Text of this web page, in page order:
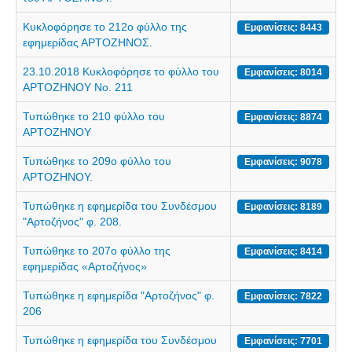
Σερβαίοι Καλλιτέχνες
Γραφή Πατριωτών/Συνεργατών
Σερβαίοι Αγωνιστές/Πεσόντες
Σερβαίοι για το Σέρβου
Σύνδεσμος Σερβαίων
Εφημερίδα Αρτοζήνος
Ηλεκτρονική έκδοση Αρτοζήνου
Θέματα και δράσεις Συνδέσμου
Ανακοινώσεις
Η ιστοσελίδα μας
Χάρτης του Site (Sitemap)
Επικοινωνία
Τα Νέα
Κυκλοφόρησε το 212ο φύλλο της
εφημερίδας ΑΡΤΟΖΗΝΟΣ.
Εμφανίσεις: 8443
23.10.2018 Κυκλοφόρησε το φύλλο του
ΑΡΤΟΖΗΝΟΥ Νο. 211
Εμφανίσεις: 8014
Τυπώθηκε το 210 φύλλο του
ΑΡΤΟΖΗΝΟΥ
Εμφανίσεις: 8874
Τυπώθηκε το 209ο φύλλο του
ΑΡΤΟΖΗΝΟΥ.
Εμφανίσεις: 9078
Τυπώθηκε η εφημερίδα του Συνδέσμου
"Αρτοζήνος" φ. 208.
Εμφανίσεις: 8189
Τυπώθηκε το 207o φύλλο της
εφημερίδας «Αρτοζήνος»
Εμφανίσεις: 8414
Τυπώθηκε η εφημερίδα "Αρτοζήνος" φ.
206
Εμφανίσεις: 7822
Τυπώθηκε η εφημερίδα του Συνδέσμου
Εμφανίσεις: 7701